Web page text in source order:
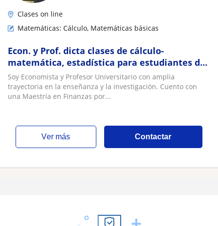
Clases on line
Matemáticas: Cálculo, Matemáticas básicas
Econ. y Prof. dicta clases de cálculo-
matemática, estadística para estudiantes de
ciencias económicas y sociales
Soy Economista y Profesor Universitario con amplia
trayectoria en la enseñanza y la investigación. Cuento con
una Maestría en Finanzas por...
ver más Contactar